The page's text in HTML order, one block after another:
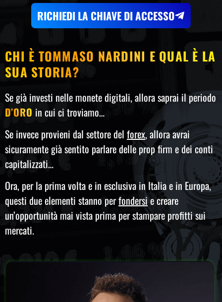
RICHIEDI LA CHIAVE DI ACCESSO
CHI È TOMMASO NARDINI E QUAL È LA
SUA STORIA?
Se già investi nelle monete digitali, allora saprai il periodo
D’OROin cui ci troviamo…
Se invece provieni dal settore del forex, allora avrai
sicuramente già sentito parlare delleprop firm e dei conti
capitalizzati…
Ora, per la prima volta e in esclusiva in Italia e in Europa,
questi due elementi stanno perfondersie creare
un’opportunità mai vista prima per stampare profitti sui
mercati.